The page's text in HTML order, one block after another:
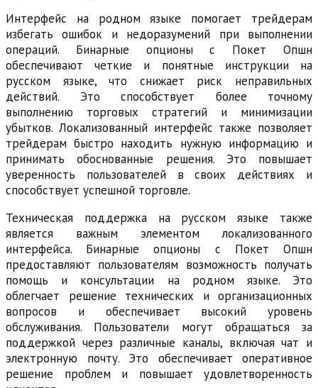
Интерфейс на родном языке помогает трейдерам
избегать ошибок и недоразумений при выполнении
операций. Бинарные опционы с Покет Опшн
обеспечивают четкие и понятные инструкции на
русском языке, что снижает риск неправильных
действий. Это способствует более точному
выполнению торговых стратегий и минимизации
убытков. Локализованный интерфейс также позволяет
трейдерам быстро находить нужную информацию и
принимать обоснованные решения. Это повышает
уверенность пользователей в своих действиях и
способствует успешной торговле.
Техническая поддержка на русском языке также
является важным элементом локализованного
интерфейса. Бинарные опционы с Покет Опшн
предоставляют пользователям возможность получать
помощь и консультации на родном языке. Это
облегчает решение технических и организационных
вопросов и обеспечивает высокий уровень
обслуживания. Пользователи могут обращаться за
поддержкой через различные каналы, включая чат и
электронную почту. Это обеспечивает оперативное
решение проблем и повышает удовлетворенность